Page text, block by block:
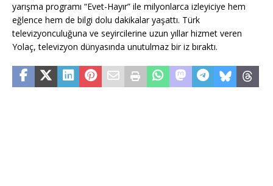
yarışma programı “Evet-Hayır” ile milyonlarca izleyiciye hem
eğlence hem de bilgi dolu dakikalar yaşattı. Türk
televizyonculuğuna ve seyircilerine uzun yıllar hizmet veren
Yolaç, televizyon dünyasında unutulmaz bir iz bıraktı.